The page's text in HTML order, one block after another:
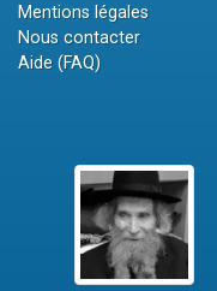
Mentions légales
Nous contacter
Aide (FAQ)